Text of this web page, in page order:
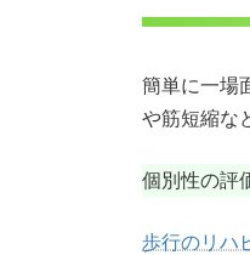
簡単に一場
や筋短縮な
個別性の評
歩行のリハ